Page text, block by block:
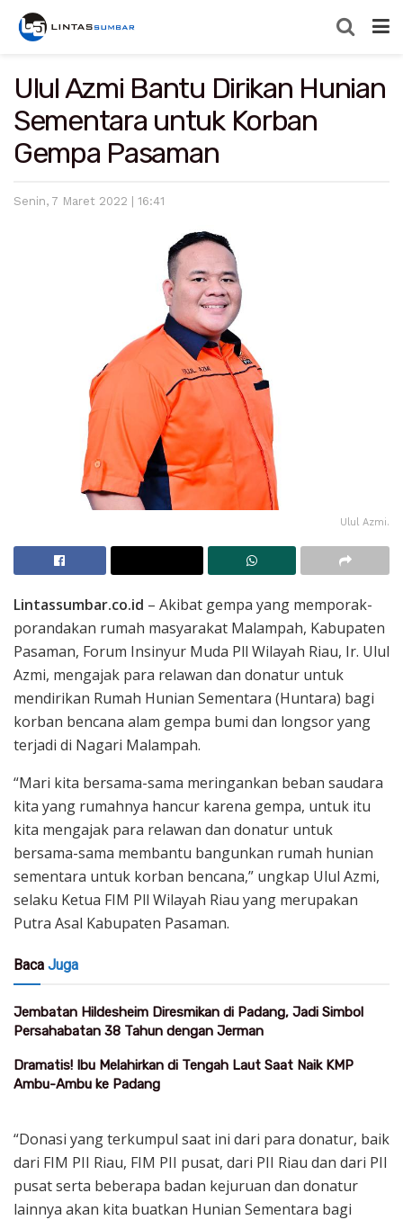
Ulul Azmi Bantu Dirikan Hunian
Sementara untuk Korban
Gempa Pasaman
Senin, 7 Maret 2022 | 16:41
Ulul Azmi.
Lintassumbar.co.id – Akibat gempa yang memporak-
porandakan rumah masyarakat Malampah, Kabupaten
Pasaman, Forum Insinyur Muda Pll Wilayah Riau, Ir. Ulul
Azmi, mengajak para relawan dan donatur untuk
mendirikan Rumah Hunian Sementara (Huntara) bagi
korban bencana alam gempa bumi dan longsor yang
terjadi di Nagari Malampah.
“Mari kita bersama-sama meringankan beban saudara
kita yang rumahnya hancur karena gempa, untuk itu
kita mengajak para relawan dan donatur untuk
bersama-sama membantu bangunkan rumah hunian
sementara untuk korban bencana,” ungkap Ulul Azmi,
selaku Ketua FIM Pll Wilayah Riau yang merupakan
Putra Asal Kabupaten Pasaman.
Baca Juga
Jembatan Hildesheim Diresmikan di Padang, Jadi Simbol
Persahabatan 38 Tahun dengan Jerman
Dramatis! Ibu Melahirkan di Tengah Laut Saat Naik KMP
Ambu-Ambu ke Padang
“Donasi yang terkumpul saat ini dari para donatur, baik
dari FIM PII Riau, FIM PII pusat, dari PII Riau dan dari PII
pusat serta beberapa badan kejuruan dan donatur
lainnya akan kita buatkan Hunian Sementara bagi